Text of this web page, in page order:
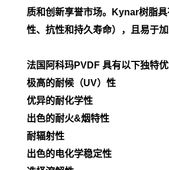
质和创新享誉市场。Kynar树脂
性、抗性和持久寿命），且易于加
法国阿科玛PVDF 具有以下独特优
极高的耐候（UV）性
优异的耐化学性
出色的耐火&烟特性
耐辐射性
出色的电化学稳定性